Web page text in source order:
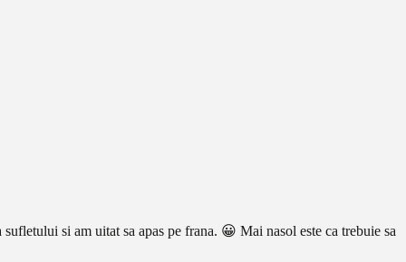
si am uitat sa apas pe frana. 😀 Mai nasol este ca trebuie sa